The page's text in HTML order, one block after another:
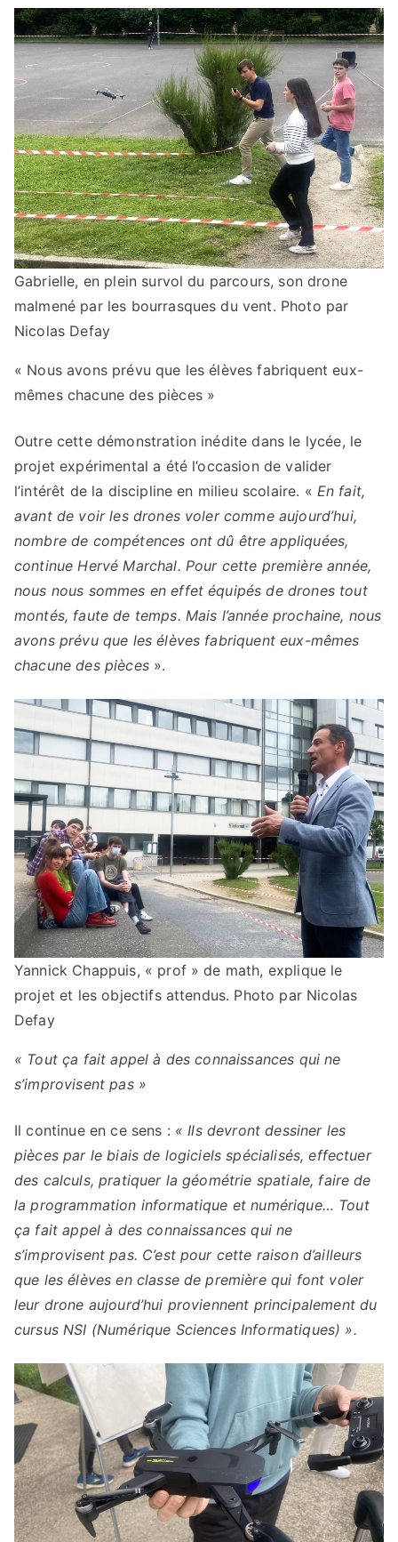
Gabrielle, en plein survol du parcours, son drone
malmené par les bourrasques du vent. Photo par
Nicolas Defay
« Nous avons prévu que les élèves fabriquent eux-
mêmes chacune des pièces »
Outre cette démonstration inédite dans le lycée, le
projet expérimental a été l’occasion de valider
l’intérêt de la discipline en milieu scolaire. « En fait,
avant de voir les drones voler comme aujourd’hui,
nombre de compétences ont dû être appliquées,
continue Hervé Marchal. Pour cette première année,
nous nous sommes en effet équipés de drones tout
montés, faute de temps. Mais l’année prochaine, nous
avons prévu que les élèves fabriquent eux-mêmes
chacune des pièces».
Yannick Chappuis, « prof » de math, explique le
projet et les objectifs attendus. Photo par Nicolas
Defay
« Tout ça fait appel à des connaissances qui ne
s’improvisent pas »
Il continue en ce sens : « Ils devront dessiner les
pièces par le biais de logiciels spécialisés, effectuer
des calculs, pratiquer la géométrie spatiale, faire de
la programmation informatique et numérique… Tout
ça fait appel à des connaissances qui ne
s’improvisent pas. C’est pour cette raison d’ailleurs
que les élèves en classe de première qui font voler
leur drone aujourd’hui proviennent principalement du
cursus NSI (Numérique Sciences Informatiques) ».